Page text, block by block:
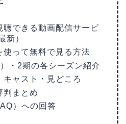
聴できる動画配信サービ
新）
使って無料で見る方法
・2期の各シーズン紹介
ャスト・見どころ
判まとめ
）への回答